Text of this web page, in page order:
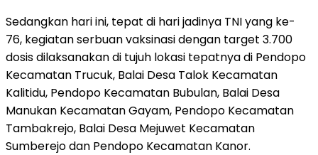
Sedangkan hari ini, tepat di hari jadinya TNI yang ke-
76, kegiatan serbuan vaksinasi dengan target 3.700
dosis dilaksanakan di tujuh lokasi tepatnya di Pendopo
Kecamatan Trucuk, Balai Desa Talok Kecamatan
Kalitidu, Pendopo Kecamatan Bubulan, Balai Desa
Manukan Kecamatan Gayam, Pendopo Kecamatan
Tambakrejo, Balai Desa Mejuwet Kecamatan
Sumberejo dan Pendopo Kecamatan Kanor.